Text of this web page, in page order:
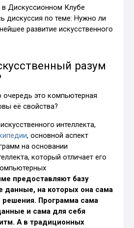
в Дискуссионном Клубе
дискуссия по теме: Нужно ли
развитие искусственного
разум
очередь это компьютерная
её свойства?
интеллекта,
, основной аспект
на основании
который отличает его
предоставляют базу
данные, на которых она сама
решения. Программа сама
и сама для себя
А в традиционных